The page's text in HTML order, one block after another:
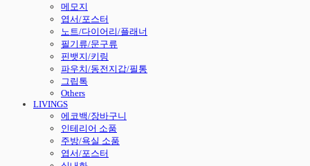
메모지
엽서/포스터
노트/다이어리/플래너
필기류/문구류
핀뱃지/키링
파우치/동전지갑/필통
그립톡
Others
LIVINGS
에코백/장바구니
인테리어 소품
주방/욕실 소품
엽서/포스터